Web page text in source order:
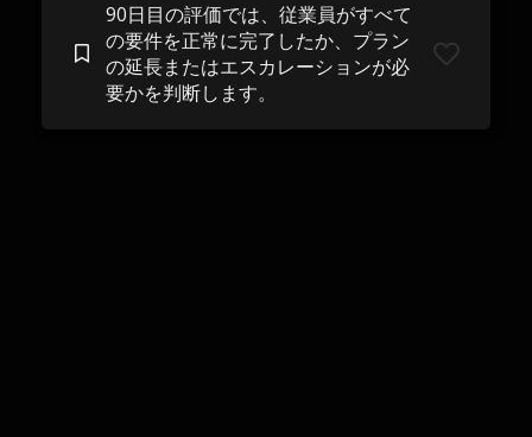
90日目の評価では、従業員がすべて
の要件を正常に完了したか、プラン
の延長またはエスカレーションが必
要かを判断します。